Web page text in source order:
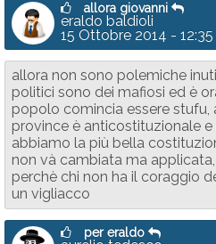
allora giovanni
eraldo baldioli
15 Ottobre 2014 - 12:35
allora non sono polemiche
politici sono dei mafiosi ed è
popolo comincia essere stufu,
province è anticostituzionale
abbiamo la più bella
non và cambiata ma
perchè chi non ha il coraggio
un vigliacco
per eraldo